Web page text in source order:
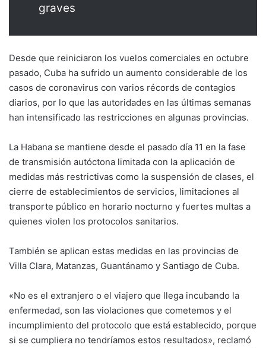
graves
Desde que reiniciaron los vuelos comerciales en octubre
pasado, Cuba ha sufrido un aumento considerable de los
casos de coronavirus con varios récords de contagios
diarios, por lo que las autoridades en las últimas semanas
han intensificado las restricciones en algunas provincias.
La Habana se mantiene desde el pasado día 11 en la fase
de transmisión autóctona limitada con la aplicación de
medidas más restrictivas como la suspensión de clases, el
cierre de establecimientos de servicios, limitaciones al
transporte público en horario nocturno y fuertes multas a
quienes violen los protocolos sanitarios.
También se aplican estas medidas en las provincias de
Villa Clara, Matanzas, Guantánamo y Santiago de Cuba.
«No es el extranjero o el viajero que llega incubando la
enfermedad, son las violaciones que cometemos y el
incumplimiento del protocolo que está establecido, porque
si se cumpliera no tendríamos estos resultados», reclamó